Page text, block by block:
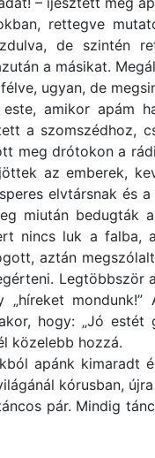
rettegve
de szintén
a másikat.
ugyan, de
amikor apám
a szomszédhoz,
meg drótokon a
az emberek,
elvtársnak és
miután bedugták
nincs luk a falba,
aztán
Legtöbbször
„híreket
hogy: „Jó estét
közelebb hozzá.
apánk kimaradt
kórusban,
pár. Mindig